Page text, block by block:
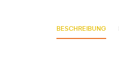
BESCHREIBUNG